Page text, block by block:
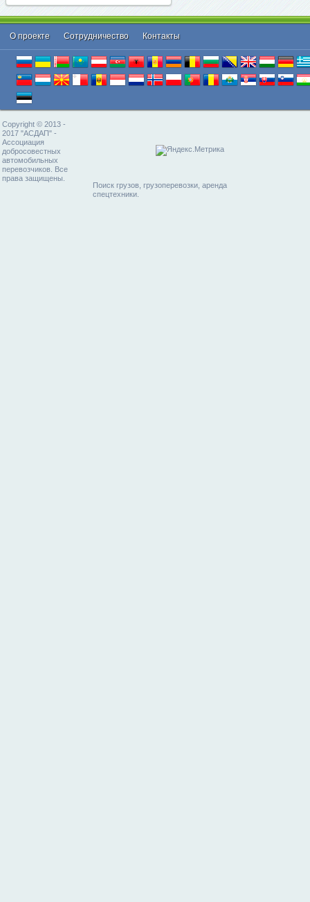
О проекте Cотрудничество Контакты
Copyright © 2013 -
2017 "АСДАП" -
Ассоциация
добросовестных
автомобильных
перевозчиков. Все
права защищены.
Поиск грузов, грузоперевозки, аренда
спецтехники.